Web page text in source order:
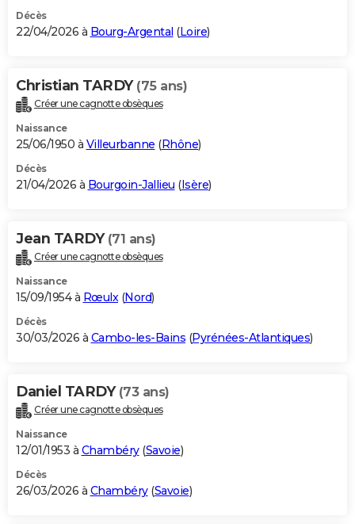
Décès
22/04/2026 à Bourg-Argental (Loire)
Christian TARDY (75 ans)
Créer une cagnotte obsèques
Naissance
25/06/1950 à Villeurbanne (Rhône)
Décès
21/04/2026 à Bourgoin-Jallieu (Isère)
Jean TARDY (71 ans)
Créer une cagnotte obsèques
Naissance
15/09/1954 à Rœulx(Nord)
Décès
30/03/2026 à Cambo-les-Bains (Pyrénées-Atlantiques)
Daniel TARDY (73 ans)
Créer une cagnotte obsèques
Naissance
12/01/1953 à Chambéry(Savoie)
Décès
26/03/2026 à Chambéry(Savoie)